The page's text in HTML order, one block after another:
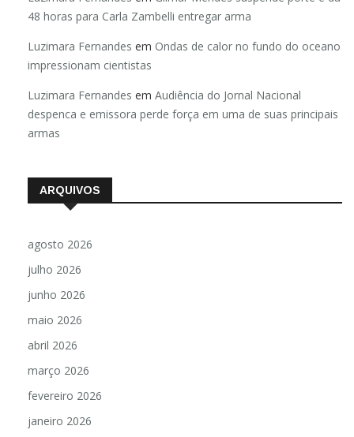
48 horas para Carla Zambelli entregar arma
Luzimara Fernandes em Ondas de calor no fundo do oceano
impressionam cientistas
Luzimara Fernandes em Audiência do Jornal Nacional
despenca e emissora perde força em uma de suas principais
armas
ARQUIVOS
agosto 2026
julho 2026
junho 2026
maio 2026
abril 2026
março 2026
fevereiro 2026
janeiro 2026